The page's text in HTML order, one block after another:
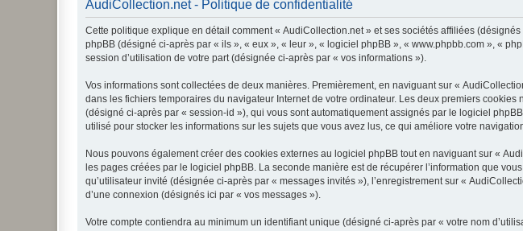
AudiCollection.net - Politique de confidentialité
Cette politique explique en détail comment « AudiCollection.net » et ses sociétés affiliées
phpBB (désigné ci-après par « ils », « eux », « leur », « logiciel phpBB », « www.phpbb.com », «
session d’utilisation de votre part (désignée ci-après par « vos informations »).
Vos informations sont collectées de deux manières. Premièrement, en naviguant sur «
dans les fichiers temporaires du navigateur Internet de votre ordinateur. Les deux premiers
(désigné ci-après par « session-id »), qui vous sont automatiquement assignés par le logiciel
utilisé pour stocker les informations sur les sujets que vous avez lus, ce qui améliore votre
Nous pouvons également créer des cookies externes au logiciel phpBB tout en naviguant sur «
les pages créées par le logiciel phpBB. La seconde manière est de récupérer l’information que
qu’utilisateur invité (désignée ci-après par « messages invités »), l’enregistrement sur «
d’une connexion (désignés ici par « vos messages »).
Votre compte contiendra au minimum un identifiant unique (désigné ci-après par « votre nom